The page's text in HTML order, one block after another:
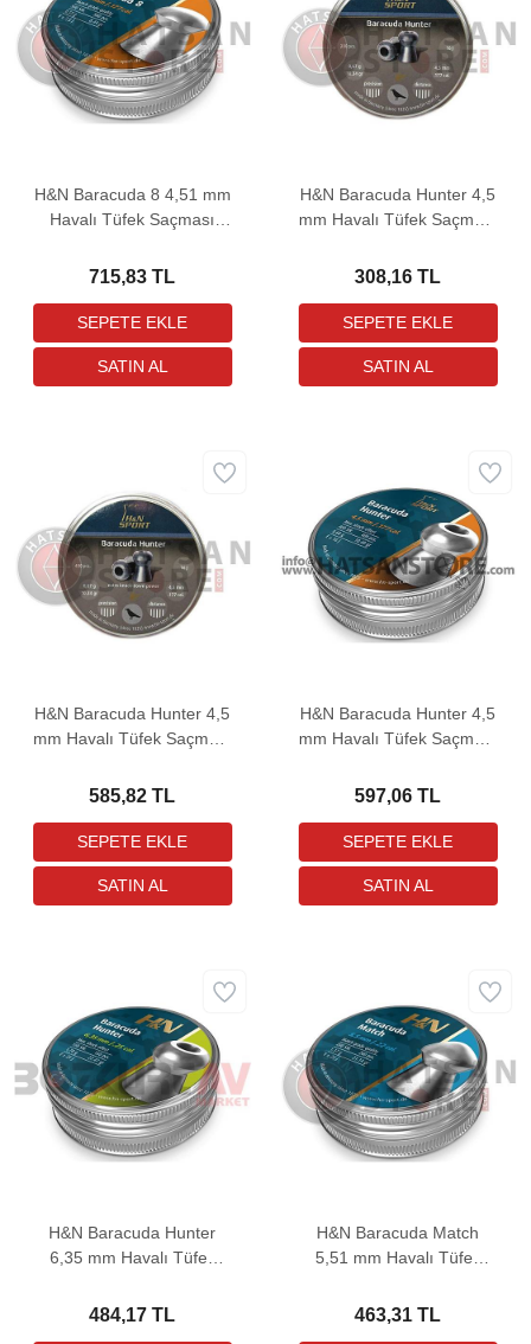
H&N Baracuda 8 4,51 mm
Havalı Tüfek Saçması
715,83 TL
H&N Baracuda Hunter 4,5
mm Havalı Tüfek Saçması
308,16 TL
H&N Baracuda Hunter 4,5
mm Havalı Tüfek Saçması
585,82 TL
H&N Baracuda Hunter 4,5
mm Havalı Tüfek Saçması
597,06 TL
H&N Baracuda Hunter
6,35 mm Havalı Tüfek
150 Adet)
484,17 TL
H&N Baracuda Match
5,51 mm Havalı Tüfek
200 Adet)
463,31 TL